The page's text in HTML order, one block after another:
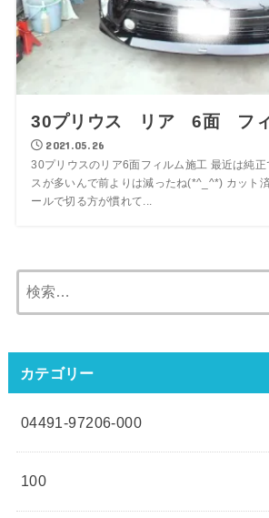
30プリウス リア 6面 フィ
2021.05.26
30プリウスのリア6面フィルム施工 最近は純正
スが多いんで前よりは減ったね(*^_^*) カ
ールで切る方が慣れて...
索:
カテゴリー
04491-97206-000
100